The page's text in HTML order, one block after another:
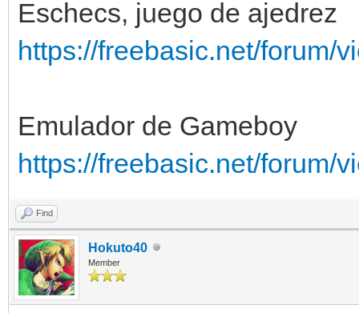
Eschecs, juego de ajedrez
https://freebasic.net/forum/
Emulador de Gameboy
https://freebasic.net/forum/
Find
Hokuto40
Member